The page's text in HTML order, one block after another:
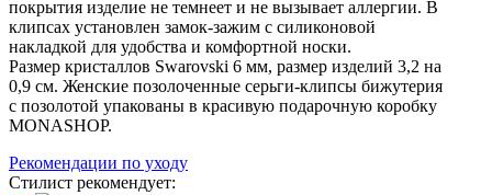
покрытия изделие не темнеет и не вызывает аллергии. В
клипсах установлен замок-зажим с силиконовой
накладкой для удобства и комфортной носки.
Размер кристаллов Swarovski 6 мм, размер изделий 3,2 на
0,9 см. Женские позолоченные серьги-клипсы бижутерия
с позолотой упакованы в красивую подарочную коробку
MONASHOP.
Рекомендации по уходу
Стилист рекомендует: